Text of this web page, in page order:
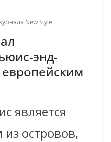
New Style
энд-
является
островов,